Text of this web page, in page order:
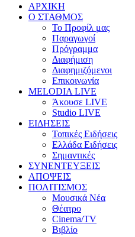
ΑΡΧΙΚΗ
Ο ΣΤΑΘΜΟΣ
Το Προφίλ μας
Παραγωγοί
Πρόγραμμα
Διαφήμιση
Διαφημιζόμενοι
Επικοινωνία
MELODIA LIVE
Άκουσε LIVE
Studio LIVE
ΕΙΔΗΣΕΙΣ
Τοπικές Ειδήσεις
Ελλάδα Ειδήσεις
Σημαντικές
ΣΥΝΕΝΤΕΥΞΕΙΣ
ΑΠΟΨΕΙΣ
ΠΟΛΙΤΙΣΜΟΣ
Μουσικά Νέα
Θέατρο
Cinema/TV
Βιβλίο